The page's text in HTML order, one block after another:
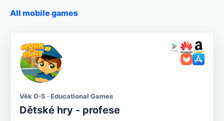
All mobile games
Věk 0-5 · Educational Games
Dětské hry - profese